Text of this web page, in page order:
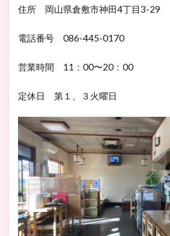
住所 岡山県倉敷市神田4丁目3-29
電話番号 086-445-0170
営業時間 11：00〜20：00
定休日 第１、３火曜日